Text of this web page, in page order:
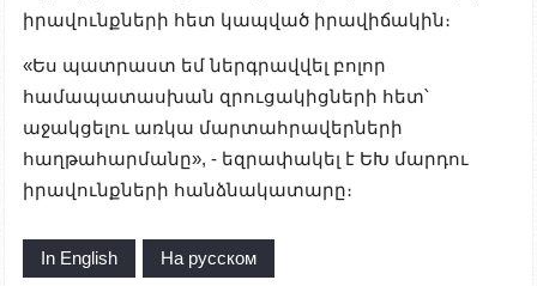
իրավունքների հետ կապված իրավիճակին։
«Ես պատրաստ եմ ներգրավվել բոլոր
համապատասխան զրուցակիցների հետ՝
աջակցելու առկա մարտահրավերների
հաղթահարմանը», - եզրափակել է ԵԽ մարդու
իրավունքների հանձնակատարը։
In English На русском